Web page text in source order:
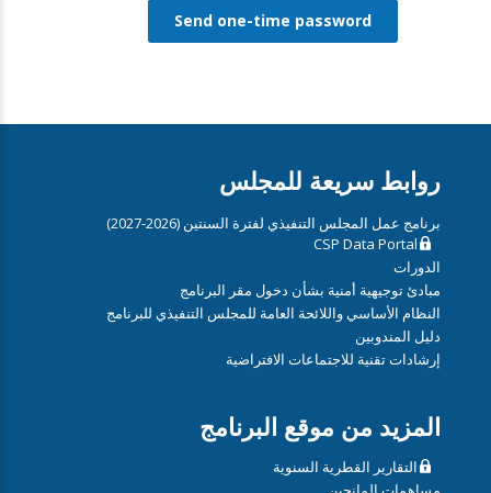
روابط سريعة للمجلس
برنامج عمل المجلس التنفيذي لفترة السنتين (2026-2027)
CSP Data Portal
الدورات
مبادئ توجيهية أمنية بشأن دخول مقر البرنامج
النظام الأساسي واللائحة العامة للمجلس التنفيذي للبرنامج
دليل المندوبين
إرشادات تقنية للاجتماعات الافتراضية
المزيد من موقع البرنامج
التقارير القطرية السنوية